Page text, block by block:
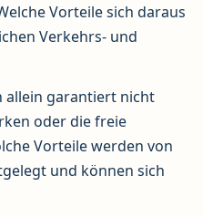
Vorteile sich daraus
Verkehrs- und
allein garantiert nicht
oder die freie
Vorteile werden von
und können sich